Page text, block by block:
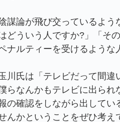
謀論が飛び交っているよう
どういう人ですか?」「そ
ナルティーを受けるよう
川氏は「テレビだって間違
らなんかもテレビに出ら
の確認をしながら出して
んかということをぜひ考